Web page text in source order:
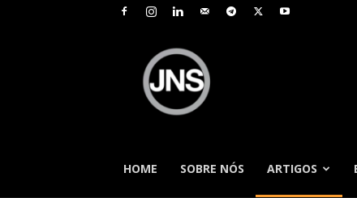
HOME
SOBRE NÓS ARTIGOS